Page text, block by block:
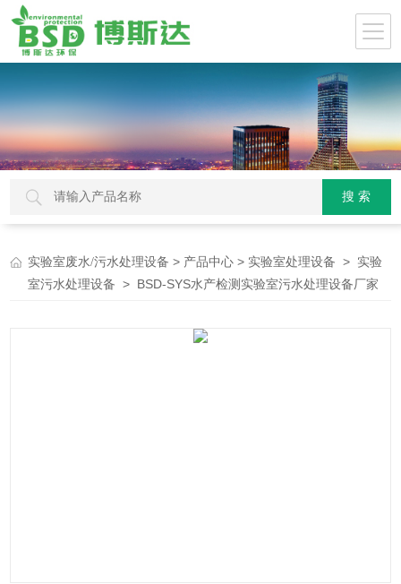
实验室废水/污水处理设备 > 产品中心 > 实验室处理设备 > 实验
室污水处理设备 > BSD-SYS水产检测实验室污水处理设备厂家